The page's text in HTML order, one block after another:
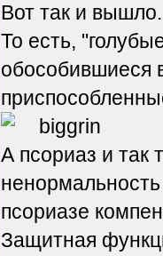
Вот так и вышло.
То есть,
обособившиеся
А псориаз и так
псориазе
Защитная